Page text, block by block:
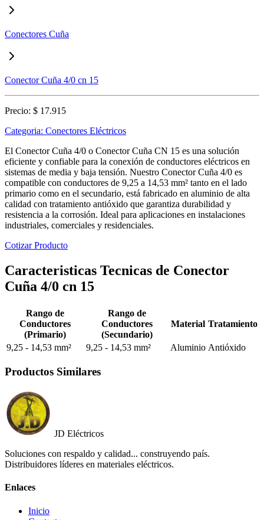
Conectores Cuña
Conector Cuña 4/0 cn 15
Precio: $ 17.915
Categoria: Conectores Eléctricos
El Conector Cuña 4/0 o Conector Cuña CN 15 es una solución
eficiente y confiable para la conexión de conductores eléctricos en
sistemas de media y baja tensión. Nuestro Conector Cuña 4/0 es
compatible con conductores de 9,25 a 14,53 mm² tanto en el lado
primario como en el secundario, está fabricado en aluminio de alta
calidad con tratamiento antióxido que garantiza durabilidad y
resistencia a la corrosión. Ideal para aplicaciones en instalaciones
industriales, comerciales y residenciales.
Cotizar Producto
Caracteristicas Tecnicas de Conector
Cuña 4/0 cn 15
Rango de
Conductores
(Primario)
Rango de
Conductores
(Secundario)
Material Tratamiento
9,25 - 14,53 mm² 9,25 - 14,53 mm² Aluminio Antióxido
Productos Similares
JD Eléctricos
Soluciones con respaldo y calidad... construyendo país.
Distribuidores líderes en materiales eléctricos.
Enlaces
Inicio